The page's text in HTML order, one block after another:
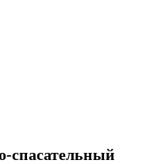
спасательный